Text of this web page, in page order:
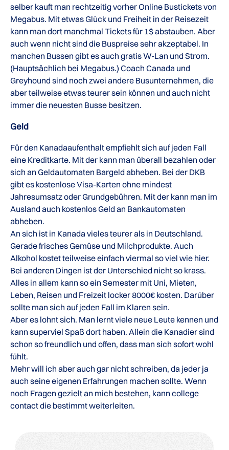
selber kauft man rechtzeitig vorher Online Bustickets von
Megabus. Mit etwas Glück und Freiheit in der Reisezeit
kann man dort manchmal Tickets für 1$ abstauben. Aber
auch wenn nicht sind die Buspreise sehr akzeptabel. In
manchen Bussen gibt es auch gratis W-Lan und Strom.
(Hauptsächlich bei Megabus.) Coach Canada und
Greyhound sind noch zwei andere Busunternehmen, die
aber teilweise etwas teurer sein können und auch nicht
immer die neuesten Busse besitzen.
Geld
Für den Kanadaaufenthalt empfiehlt sich auf jeden Fall
eine Kreditkarte. Mit der kann man überall bezahlen oder
sich an Geldautomaten Bargeld abheben. Bei der DKB
gibt es kostenlose Visa-Karten ohne mindest
Jahresumsatz oder Grundgebühren. Mit der kann man im
Ausland auch kostenlos Geld an Bankautomaten
abheben.
An sich ist in Kanada vieles teurer als in Deutschland.
Gerade frisches Gemüse und Milchprodukte. Auch
Alkohol kostet teilweise einfach viermal so viel wie hier.
Bei anderen Dingen ist der Unterschied nicht so krass.
Alles in allem kann so ein Semester mit Uni, Mieten,
Leben, Reisen und Freizeit locker 8000€ kosten. Darüber
sollte man sich auf jeden Fall im Klaren sein.
Aber es lohnt sich. Man lernt viele neue Leute kennen und
kann superviel Spaß dort haben. Allein die Kanadier sind
schon so freundlich und offen, dass man sich sofort wohl
fühlt.
Mehr will ich aber auch gar nicht schreiben, da jeder ja
auch seine eigenen Erfahrungen machen sollte. Wenn
noch Fragen gezielt an mich bestehen, kann college
contact die bestimmt weiterleiten.